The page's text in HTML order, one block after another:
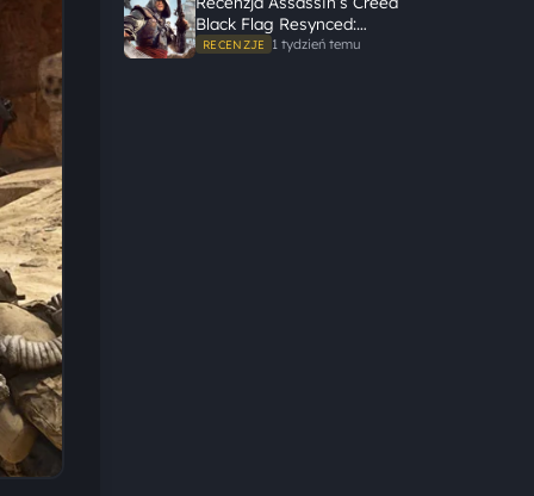
Black Flag Resynced:
Ubisoft tego nie zepsuł
RECENZJE 1 tydzień temu